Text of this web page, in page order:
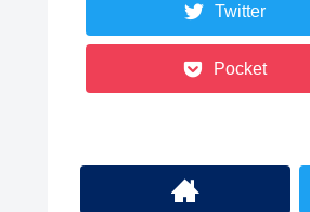
Twitter
Pocket